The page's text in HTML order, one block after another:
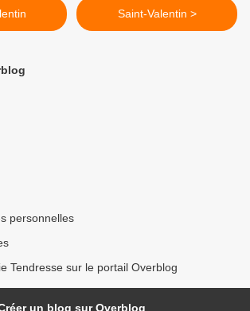
Saint-Valentin >
personnelles
Tendresse sur le portail Overblog
un blog sur Overblog